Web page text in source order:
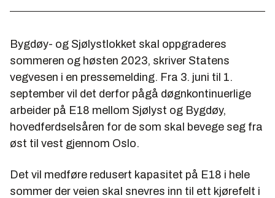
Bygdøy- og Sjølystlokket skal oppgraderes
sommeren og høsten 2023, skriver Statens
vegvesen i en pressemelding. Fra 3. juni til 1.
september vil det derfor pågå døgnkontinuerlige
arbeider på E18 mellom Sjølyst og Bygdøy,
hovedferdselsåren for de som skal bevege seg fra
øst til vest gjennom Oslo.
Det vil medføre redusert kapasitet på E18 i hele
sommer der veien skal snevres inn til ett kjørefelt i